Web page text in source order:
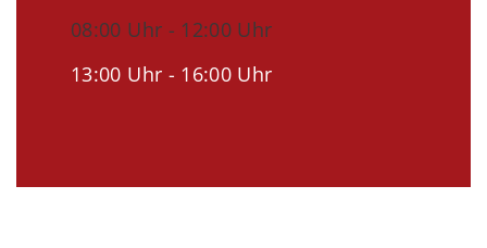
08:00 Uhr - 12:00 Uhr
13:00 Uhr - 16:00 Uhr